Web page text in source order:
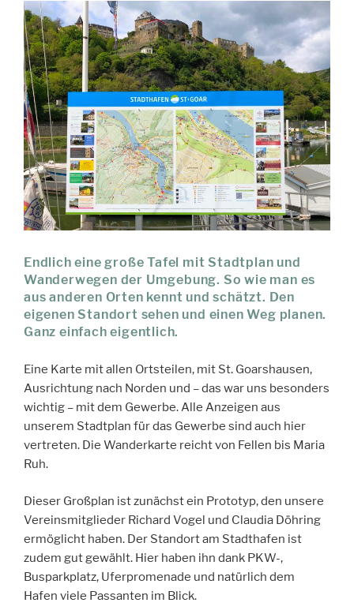
Endlich eine große Tafel mit Stadtplan und
Wanderwegen der Umgebung. So wie man es
aus anderen Orten kennt und schätzt. Den
eigenen Standort sehen und einen Weg planen.
Ganz einfach eigentlich.
Eine Karte mit allen Ortsteilen, mit St. Goarshausen,
Ausrichtung nach Norden und – das war uns besonders
wichtig – mit dem Gewerbe. Alle Anzeigen aus
unserem Stadtplan für das Gewerbe sind auch hier
vertreten. Die Wanderkarte reicht von Fellen bis Maria
Ruh.
Dieser Großplan ist zunächst ein Prototyp, den unsere
Vereinsmitglieder Richard Vogel und Claudia Döhring
ermöglicht haben. Der Standort am Stadthafen ist
zudem gut gewählt. Hier haben ihn dank PKW-,
Busparkplatz, Uferpromenade und natürlich dem
Hafen viele Passanten im Blick.